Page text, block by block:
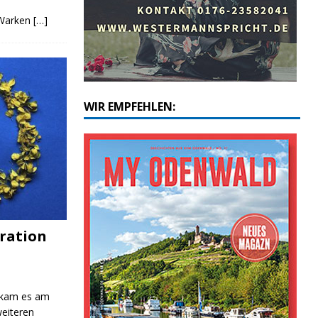
[…]
es am
WIR EMPFEHLEN: